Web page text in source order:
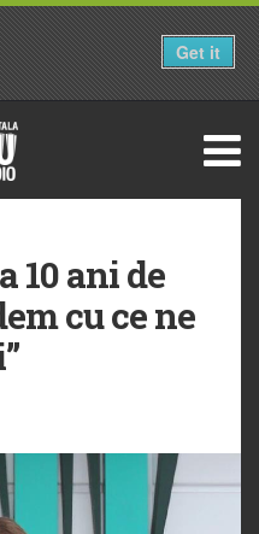
10 ani de
cu ce ne
Get it